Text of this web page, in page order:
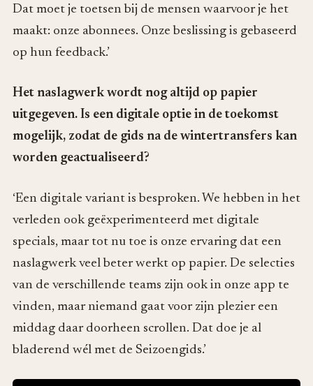
Dat moet je toetsen bij de mensen waarvoor je het
maakt: onze abonnees. Onze beslissing is gebaseerd
op hun feedback.’
Het naslagwerk wordt nog altijd op papier
uitgegeven. Is een digitale optie in de toekomst
mogelijk, zodat de gids na de wintertransfers kan
worden geactualiseerd?
‘Een digitale variant is besproken. We hebben in het
verleden ook geëxperimenteerd met digitale
specials, maar tot nu toe is onze ervaring dat een
naslagwerk veel beter werkt op papier. De selecties
van de verschillende teams zijn ook in onze app te
vinden, maar niemand gaat voor zijn plezier een
middag daar doorheen scrollen. Dat doe je al
bladerend wél met de Seizoengids.’